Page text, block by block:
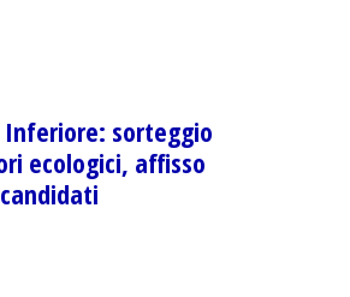
Inferiore: sorteggio
ecologici, affisso